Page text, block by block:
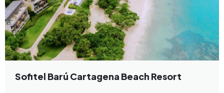
Sofitel Barú Cartagena Beach Resort